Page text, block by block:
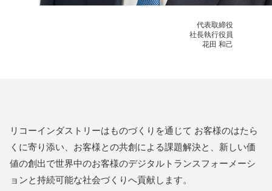
代表取締役
社長執行役員
花田 和己
リコーインダストリーはものづくりを通じて お客様のはたら
くに寄り添い、お客様との共創による課題解決と、新しい価
値の創出で世界中のお客様のデジタルトランスフォーメーシ
ョンと持続可能な社会づくりへ貢献します。